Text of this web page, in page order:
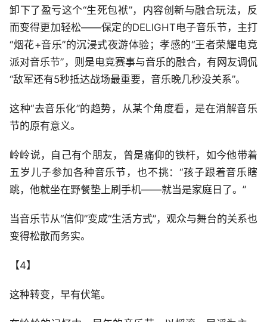
卸下了盈亏这个“生死包袱”，内容创新与融合玩法，反
而变得更加轻松——保定的DELIGHT电子音乐节，主打
“烟花+音乐”的沉浸式夜游体验；孝感的“王者荣耀电竞
派对音乐节”，则是电竞赛事与音乐的融合，有网友调侃
“敌军还有5秒抵达战场最重要，音乐晚几秒没关系”。
这种“去音乐化”的趋势，从某个角度看，是在消解音乐
节的原有意义。
岭岭说，自己有个朋友，曾是痛仰的铁杆，如今他带着
五岁儿子参加各种音乐节，也不挑：“孩子跟着音乐瞎
跳，他就坐在野餐垫上刷手机——就当是家庭日了。”
当音乐节从“信仰”变成“生活方式”，观众与舞台的关系也
变得松散而务实。
【4】
这种转变，早有伏笔。